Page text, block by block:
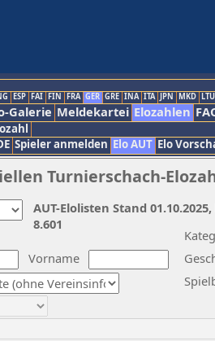
ESP FAI FIN FRA GER GRE INA ITA JPN MKD LTU
Galerie Meldekartei Elozahlen
Spieler anmelden Elo AUT Elo
Turnierschach-
Vorname
AUT-Elolisten Stand
8.601